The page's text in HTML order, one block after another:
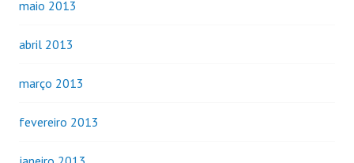
maio 2013
abril 2013
março 2013
fevereiro 2013